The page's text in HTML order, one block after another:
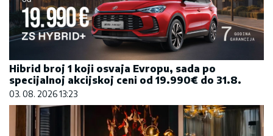
Hibrid broj 1 koji osvaja Evropu, sada po
specijalnoj akcijskoj ceni od 19.990€ do 31.8.
03. 08. 2026 13:23